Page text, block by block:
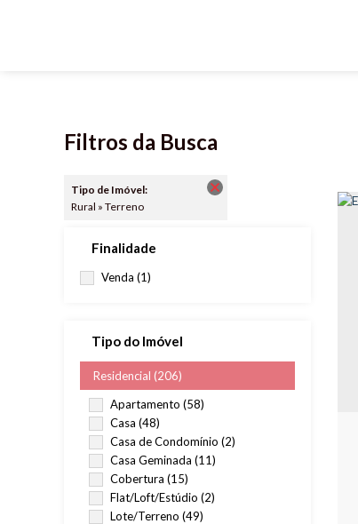
Filtros da Busca
Tipo de Imóvel:
Rural » Terreno
Finalidade
Venda (1)
Tipo do Imóvel
Residencial (206)
Apartamento (58)
Casa (48)
Casa de Condomínio (2)
Casa Geminada (11)
Cobertura (15)
Flat/Loft/Estúdio (2)
Lote/Terreno (49)